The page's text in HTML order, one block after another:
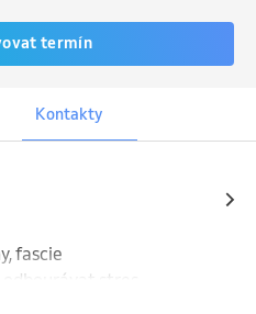
termín
Kontakty
fascie
stres
pomáhá odstranit